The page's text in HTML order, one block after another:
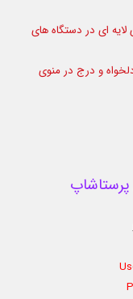
لایه ای در دستگاه های
و درج در منوی